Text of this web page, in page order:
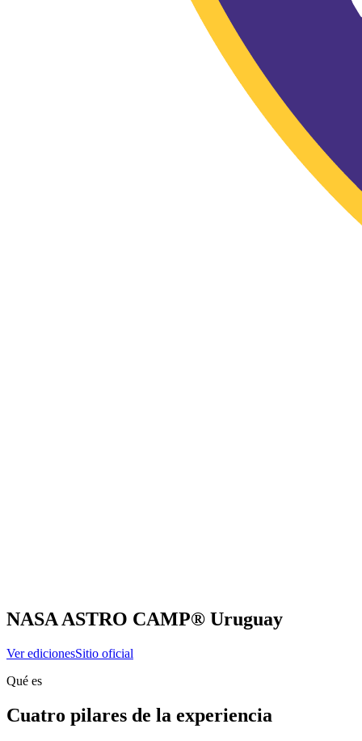
NASA ASTRO CAMP® Uruguay
Ver edicionesSitio oficial
Qué es
Cuatro pilares de la experiencia